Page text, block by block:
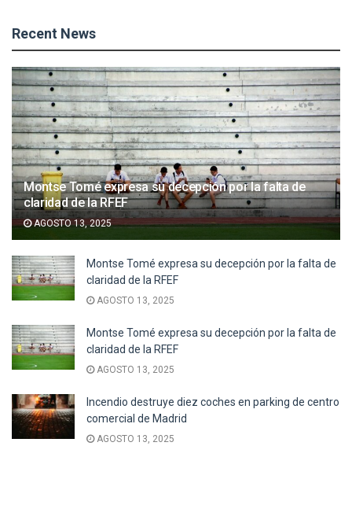
Recent News
Montse Tomé expresa su decepción por la falta de
claridad de la RFEF
AGOSTO 13, 2025
Montse Tomé expresa su decepción por la falta de
claridad de la RFEF
AGOSTO 13, 2025
Montse Tomé expresa su decepción por la falta de
claridad de la RFEF
AGOSTO 13, 2025
Incendio destruye diez coches en parking de centro
comercial de Madrid
AGOSTO 13, 2025